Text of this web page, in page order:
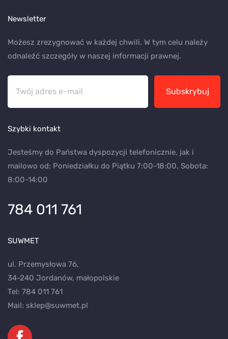
Newsletter
Możesz zrezygnować w każdej chwili. W tym celu należy
odnaleźć szczegóły w naszej informacji prawnej.
Subskrybuj
Szybki kontakt
Jesteśmy do Państwa dyspozycji telefonicznie, jak i
mailowo od: Poniedziałku do Piątku 7:00-18:00, Sobota:
8:00-14:00
784 011 761
SUWMET
ul. Przemysłowa 76,
34-240 Jordanów, małopolskie
Tel: 784 011 761
Mail: sklep@suwmet.pl